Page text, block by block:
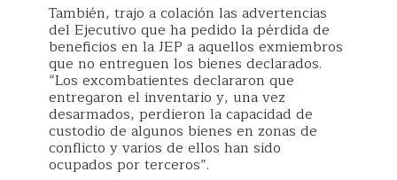
También, trajo a colación las advertencias
del Ejecutivo que ha pedido la pérdida de
beneficios en la JEP a aquellos exmiembros
que no entreguen los bienes declarados.
“Los excombatientes declararon que
entregaron el inventario y, una vez
desarmados, perdieron la capacidad de
custodio de algunos bienes en zonas de
conflicto y varios de ellos han sido
ocupados por terceros”.